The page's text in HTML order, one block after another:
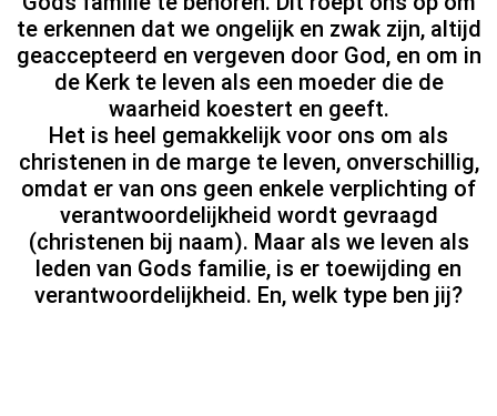
te erkennen dat we ongelijk en zwak zijn, altijd
geaccepteerd en vergeven door God, en om in
de Kerk te leven als een moeder die de
waarheid koestert en geeft.
Het is heel gemakkelijk voor ons om als
christenen in de marge te leven, onverschillig,
omdat er van ons geen enkele verplichting of
verantwoordelijkheid wordt gevraagd
(christenen bij naam). Maar als we leven als
leden van Gods familie, is er toewijding en
verantwoordelijkheid. En, welk type ben jij?